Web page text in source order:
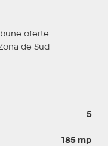
oferte
de Sud
5
185 mp